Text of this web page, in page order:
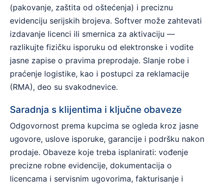
(pakovanje, zaštita od oštećenja) i preciznu
evidenciju serijskih brojeva. Softver može zahtevati
izdavanje licenci ili smernica za aktivaciju —
razlikujte fizičku isporuku od elektronske i vodite
jasne zapise o pravima preprodaje. Slanje robe i
praćenje logistike, kao i postupci za reklamacije
(RMA), deo su svakodnevice.
Saradnja s klijentima i ključne obaveze
Odgovornost prema kupcima se ogleda kroz jasne
ugovore, uslove isporuke, garancije i podršku nakon
prodaje. Obaveze koje treba isplanirati: vođenje
precizne robne evidencije, dokumentacija o
licencama i servisnim ugovorima, fakturisanje i